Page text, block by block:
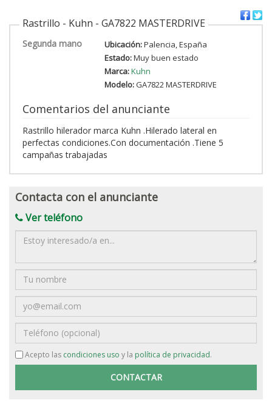
Rastrillo - Kuhn - GA7822 MASTERDRIVE
Segunda mano Ubicación:Palencia, España
Estado:Muy buen estado
Marca:Kuhn
Modelo:GA7822 MASTERDRIVE
Comentarios del anunciante
Rastrillo hilerador marca Kuhn .Hilerado lateral en
perfectas condiciones.Con documentación .Tiene 5
campañas trabajadas
Contacta con el anunciante
Ver teléfono
Mensaje
Nombre
Email
Teléfono
Acepto las condiciones uso y la política de privacidad.